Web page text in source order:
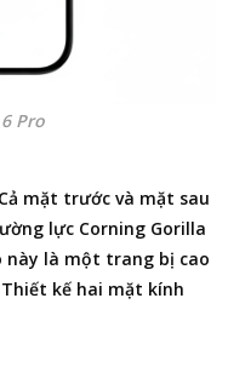
Pro
mặt trước và mặt sau
lực Corning Gorilla
này là một trang bị cao
Thiết kế hai mặt kính